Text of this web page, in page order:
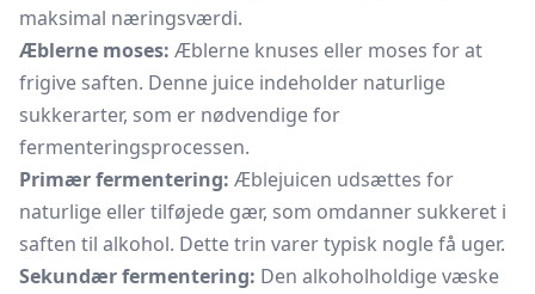
maksimal næringsværdi.
Æblerne moses: Æblerne knuses eller moses for at
frigive saften. Denne juice indeholder naturlige
sukkerarter, som er nødvendige for
fermenteringsprocessen.
Primær fermentering: Æblejuicen udsættes for
naturlige eller tilføjede gær, som omdanner sukkeret i
saften til alkohol. Dette trin varer typisk nogle få uger.
Sekundær fermentering: Den alkoholholdige væske